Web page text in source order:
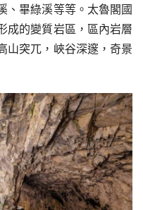
、畢綠溪等等。太魯閣國
成的變質岩區，區內岩層
山突兀，峽谷深邃，奇景